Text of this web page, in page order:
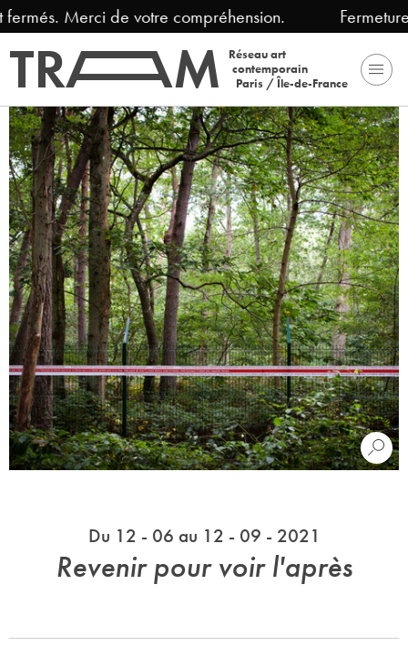
Merci de votre compréhension. Fermeture
Réseau art
contemporain
Paris / Île-de-France
Du 12 - 06 au 12 - 09 - 2021
Revenir pour voir l'après